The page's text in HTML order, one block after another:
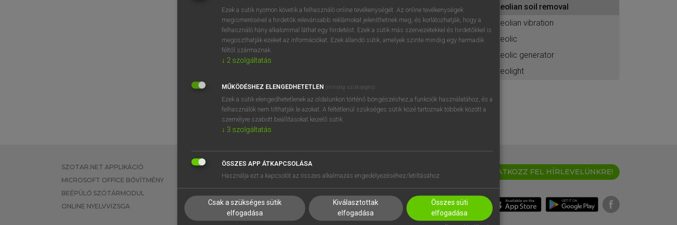
BELÉPÉS
próbaverziójának elindításához
regisztrálok ésbelépek.
REGISZTRÁCIÓ
aeolian soil removal
aeolian vibration
aeolic
aeolic generator
aeolight
SZOTAR.NET APPLIKÁCIÓ
MICROSOFT OFFICE BŐVÍTMÉNY
BEÉPÜLŐ SZÓTÁRMODUL
ONLINE NYELVVIZSGA
EGYÉNI FELHASZNÁLÓKNAK
TANULÓKNAK
VÁLLALATI MEGOLDÁSOK
SÚGÓ
RÓLUNK
SÜTI BEÁLLÍTÁSOK
IRATKOZZ FEL HÍRLEVELÜNKRE!
Ezek a sütik nyomon követik a felhasználó online tevékenységét. Az online tevékenységek
megismerésével a hirdetők relevánsabb reklámokat jeleníthetnek meg, és korlátozhatják, hogy a
felhasználó hány alkalommal láthat egy hirdetést. Ezek a sütik más szervezetekkel és hirdetőkkel is
megoszthatják ezeket az információkat. Ezek állandó sütik, amelyek szinte mindig egy harmadik
féltől származnak.
↓ 2 szolgáltatás
MŰKÖDÉSHEZ ELENGEDHETETLEN (mindig szükséges)
Ezek a sütik elengedhetetlenek az oldalunkon történő böngészéshez,a funkciók használatához, és a
felhasználók nem tilthatják le azokat. A feltétlenül szükséges sütik közé tartoznak többek között a
személyre szabott beállításokat kezelő sütik.
↓ 3 szolgáltatás
ÖSSZES APP ÁTKAPCSOLÁSA
Használja ezt a kapcsolót az összes alkalmazás engedélyezéséhez/letiltásához.
Csak a szükséges sütik
elfogadása
Kiválasztottak
elfogadása
Összes süti
elfogadása